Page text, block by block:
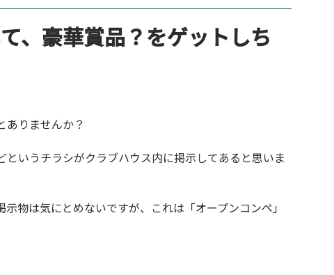
、豪華賞品？をゲットしち
ありませんか？
うチラシがクラブハウス内に掲示してあると思いま
物は気にとめないですが、これは「オープンコンペ」